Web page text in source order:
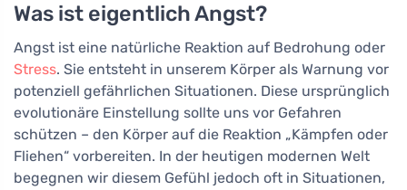
Was ist eigentlich Angst?
Angst ist eine natürliche Reaktion auf Bedrohung oder
Stress. Sie entsteht in unserem Körper als Warnung vor
potenziell gefährlichen Situationen. Diese ursprünglich
evolutionäre Einstellung sollte uns vor Gefahren
schützen – den Körper auf die Reaktion „Kämpfen oder
Fliehen“ vorbereiten. In der heutigen modernen Welt
begegnen wir diesem Gefühl jedoch oft in Situationen,